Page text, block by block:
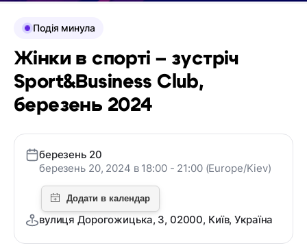
Подія минула
Жінки в спорті – зустріч
Sport&Business Club,
березень 2024
березень 20
березень 20, 2024 в 18:00 - 21:00 (Europe/Kiev)
вулиця Дорогожицька, 3, 02000, Київ, Україна